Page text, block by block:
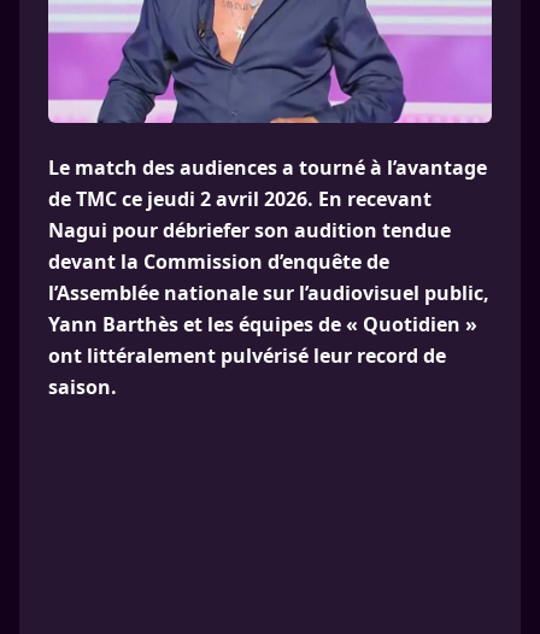
Le match des audiences a tourné à l’avantage
de TMC ce jeudi 2 avril 2026. En recevant
Nagui pour débriefer son audition tendue
devant la Commission d’enquête de
l’Assemblée nationale sur l’audiovisuel public,
Yann Barthès et les équipes de « Quotidien »
ont littéralement pulvérisé leur record de
saison.